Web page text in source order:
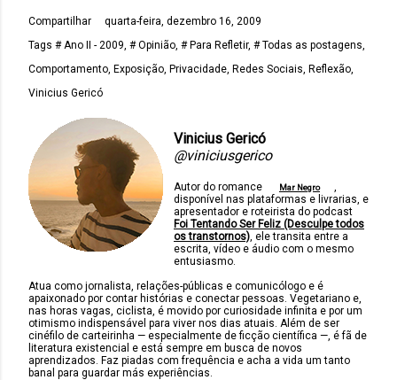
Compartilhar
quarta-feira, dezembro 16, 2009
Tags # Ano II - 2009 # Opinião # Para Refletir # Todas as postagens
Comportamento Exposição Privacidade Redes Sociais Reflexão
Vinicius Gericó
Vinicius Gericó
@viniciusgerico
Autor do romance Mar Negro
disponível nas plataformas e livrarias, e
apresentador e roteirista do podcast
Foi Tentando Ser Feliz (Desculpe todos
os transtornos) , ele transita entre a
escrita, vídeo e áudio com o mesmo
entusiasmo.
Atua como jornalista, relações-públicas e comunicólogo e é
apaixonado por contar histórias e conectar pessoas. Vegetariano e,
nas horas vagas, ciclista, é movido por curiosidade infinita e por um
otimismo indispensável para viver nos dias atuais. Além de ser
cinéfilo de carteirinha — especialmente de ficção científica —, é fã de
literatura existencial e está sempre em busca de novos
aprendizados. Faz piadas com frequência e acha a vida um tanto
banal para guardar más experiências.